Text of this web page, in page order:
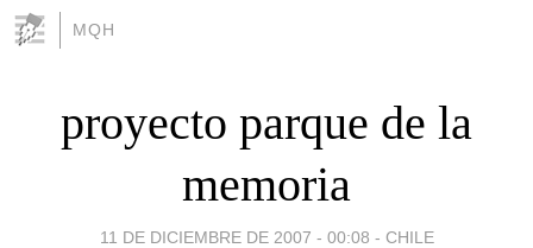
MQH
proyecto parque de la
memoria
11 DE DICIEMBRE DE 2007 - 00:08 - CHILE